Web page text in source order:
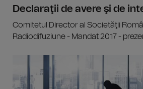
Declaraţii de avere şi de
Comitetul Director al Societăţii
Radiodifuziune - Mandat 2017 -